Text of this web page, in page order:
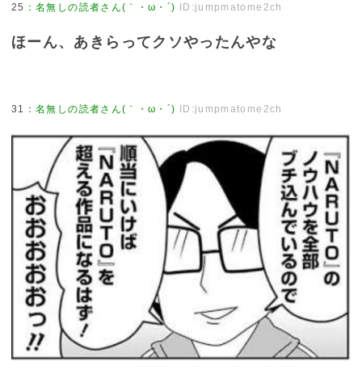
25 ：名無しの読者さん(｀・ω・´) ID:jumpmatome2ch
ほーん、あきらってクソやったんやな
31 ：名無しの読者さん(｀・ω・´) ID:jumpmatome2ch